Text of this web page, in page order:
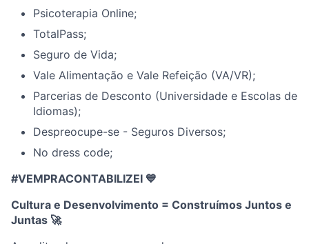
Psicoterapia Online;
TotalPass;
Seguro de Vida;
Vale Alimentação e Vale Refeição (VA/VR);
Parcerias de Desconto (Universidade e Escolas de
Idiomas);
Despreocupe-se - Seguros Diversos;
No dress code;
#VEMPRACONTABILIZEI 💙
Cultura e Desenvolvimento = Construímos Juntos e
Juntas 🚀